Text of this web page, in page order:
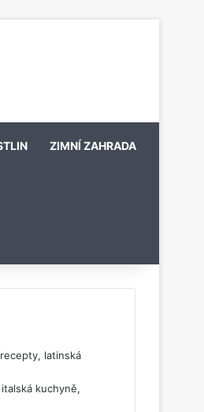
ZIMNÍ ZAHRADA
latinská
kuchyně,